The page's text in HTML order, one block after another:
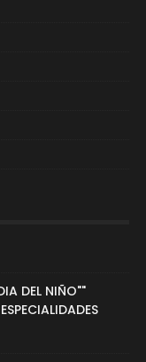
DEL NIÑO""